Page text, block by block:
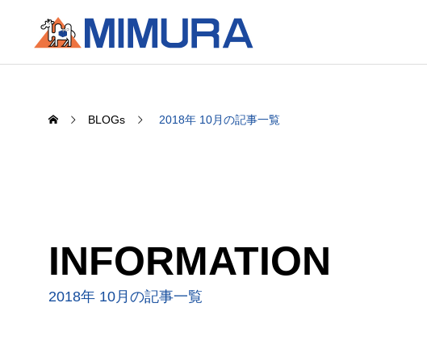
BLOGs 2018年 10月の記事一覧
INFORMATION
2018年 10月の記事一覧